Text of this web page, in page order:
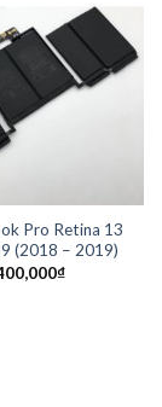
Pro Retina 13
(2018 – 2019)
₫